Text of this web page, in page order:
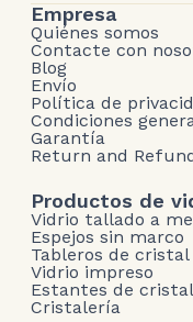
Empresa
Quiénes somos
Contacte con
Blog
Envío
Política de
Condiciones
Garantía
Return and
Productos de
Vidrio tallado a
Espejos sin marco
Tableros de cristal
Vidrio impreso
Estantes de cristal
Cristalería